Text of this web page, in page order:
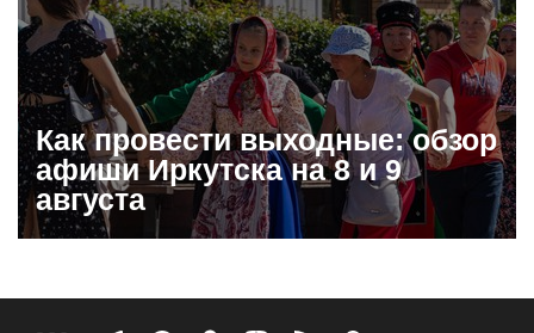
Как провести выходные: обзор
афиши Иркутска на 8 и 9
августа